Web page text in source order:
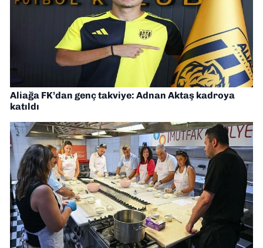
Aliağa FK’dan genç takviye: Adnan Aktaş kadroya
katıldı